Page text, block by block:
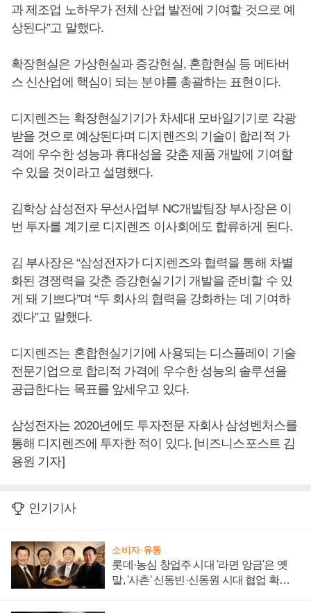
과 제조업 노하우가 전체 산업 발전에 기여할 것으로 예
상된다”고 말했다.
확장현실은 가상현실과 증강현실, 혼합현실 등 메타버
스 신산업에 핵심이 되는 분야를 총괄하는 표현이다.
디지렌즈는 확장현실기기가 차세대 모바일기기로 각광
받을 것으로 예상된다며 디지렌즈의 기술이 합리적 가
격에 우수한 성능과 휴대성을 갖춘 제품 개발에 기여할
수 있을 것이라고 설명했다.
김학상 삼성전자 무선사업부 NC개발팀장 부사장은 이
번 투자를 계기로 디지렌즈 이사회에도 합류하게 된다.
김 부사장은 “삼성전자가 디지렌즈와 협력을 통해 차별
화된 경쟁력을 갖춘 증강현실기기 개발을 준비할 수 있
게 돼 기쁘다”며 “두 회사의 협력을 강화하는 데 기여하
겠다”고 말했다.
디지렌즈는 혼합현실기기에 사용되는 디스플레이 기술
전문기업으로 합리적 가격에 우수한 성능의 솔루션을
공급한다는 목표를 앞세우고 있다.
삼성전자는 2020년에도 투자전문 자회사 삼성벤처스를
통해 디지렌즈에 투자한 적이 있다. [비즈니스포스트 김
용원 기자]
인기기사
소비자·유통
롯데·농심 창업주 시대 '라면 앙금'은 옛
말, '사촌' 신동빈·신동원 시대 협업 확대